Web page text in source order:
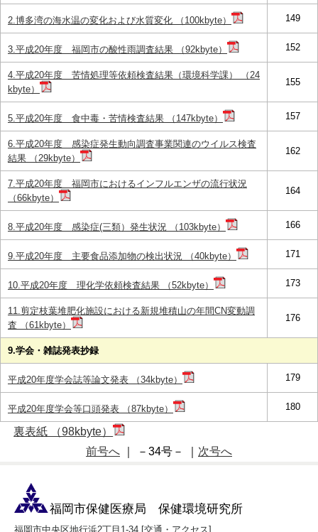
2.博多湾の海水温の変化および水質変化 （100kbyte） 149
3.平成20年度 福岡市の酸性雨調査結果 （92kbyte） 152
4.平成20年度 苦情処理等依頼検査結果（環境科学課） （24
kbyte）
155
5.平成20年度 食中毒・苦情検査結果 （147kbyte） 157
6.平成20年度 感染症発生動向調査事業関連のウイルス検査
結果 （29kbyte）
162
7.平成20年度 福岡市におけるインフルエンザの流行状況
（66kbyte）
164
8.平成20年度 感染症(三類）発生状況 （103kbyte） 166
9.平成20年度 主要食品添加物の検出状況 （40kbyte） 171
10.平成20年度 理化学依頼検査結果 （52kbyte） 173
11.剪定枝葉堆肥化施設における新規堆積山の年間CN変動調
査 （61kbyte）
176
9.学会・雑誌発表抄録
平成20年度学会誌等論文発表 （34kbyte） 179
平成20年度学会等口頭発表 （87kbyte） 180
裏表紙 （98kbyte）
前号へ ｜ －34号－ ｜ 次号へ
福岡市保健医療局 保健環境研究所
福岡市中央区地行浜2丁目1-34 [交通・アクセス]